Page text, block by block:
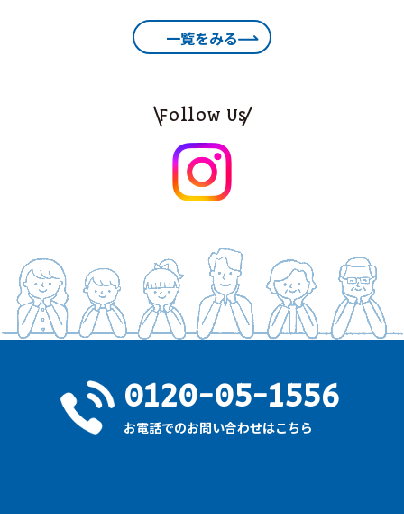
一覧をみる
Follow Us
0120-05-1556
お電話でのお問い合わせはこちら